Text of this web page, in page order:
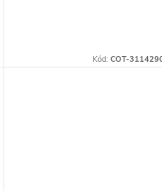
Kód: COT-